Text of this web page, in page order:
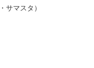
サマスタ）